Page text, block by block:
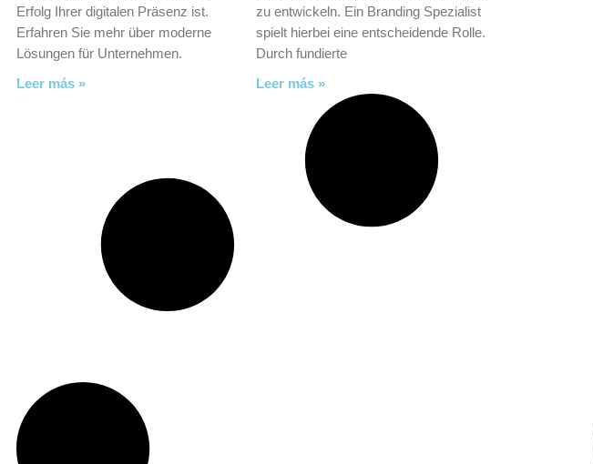
Erfolg Ihrer digitalen Präsenz ist.
Erfahren Sie mehr über moderne
Lösungen für Unternehmen.
Leer más »
zu entwickeln. Ein Branding Spezialist
spielt hierbei eine entscheidende Rolle.
Durch fundierte
Leer más »